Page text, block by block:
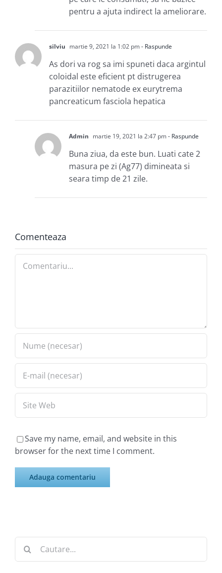
pentru a ajuta indirect la ameliorare.
silviu martie 9, 2021 la 1:02 pm- Raspunde
As dori va rog sa imi spuneti daca argintul
coloidal este eficient pt distrugerea
parazitiilor nematode ex eurytrema
pancreaticum fasciola hepatica
Admin martie 19, 2021 la 2:47 pm- Raspunde
Buna ziua, da este bun. Luati cate 2
masura pe zi (Ag77) dimineata si
seara timp de 21 zile.
Comenteaza
Comment
Save my name, email, and website in this
browser for the next time I comment.
Cautare...